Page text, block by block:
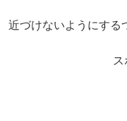
近づけないようにする